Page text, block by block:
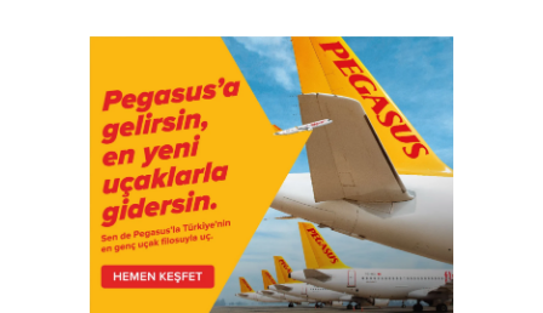
KARGO • 26 TEM 2026
HONG KONG VE ÇIN’DEN
AVRUPA’YA HAVA
KARGODA SERT DÜŞÜŞ
KARGO • 08 TEM 2026
TURHAN ÖZEN SAUDI
CARGO CHIEF
COMMERCIAL OFFICER